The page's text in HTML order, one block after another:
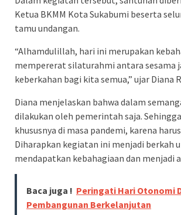
Ketua BKMM Kota Sukabumi beserta
tamu undangan.
“Alhamdulillah, hari ini merupakan
mempererat silaturahmi antara sesama
keberkahan bagi kita semua,” ujar Diana
Diana menjelaskan bahwa dalam
dilakukan oleh pemerintah saja.
khususnya di masa pandemi, karena
Diharapkan kegiatan ini menjadi berkah
mendapatkan kebahagiaan dan menjadi
Baca juga ! Peringati Hari Otonomi
Pembangunan Berkelanjutan